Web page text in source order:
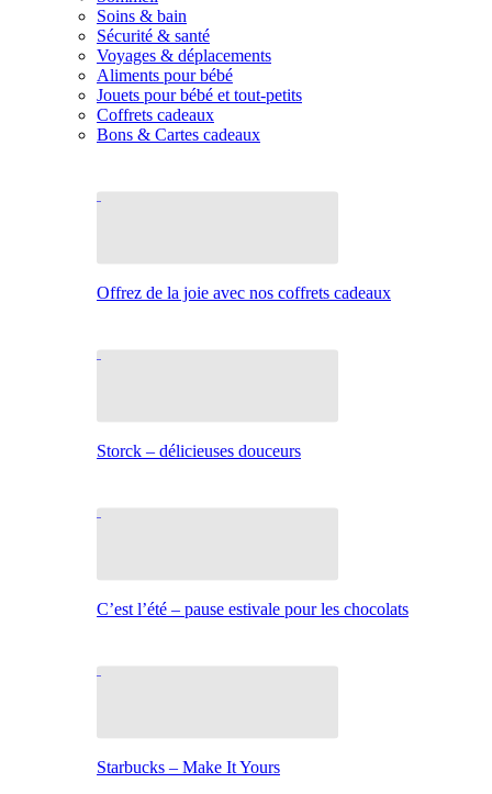
Soins & bain
Sécurité & santé
Voyages & déplacements
Aliments pour bébé
Jouets pour bébé et tout-petits
Coffrets cadeaux
Bons & Cartes cadeaux
Offrez de la joie avec nos coffrets cadeaux
Storck – délicieuses douceurs
C’est l’été – pause estivale pour les chocolats
Starbucks – Make It Yours